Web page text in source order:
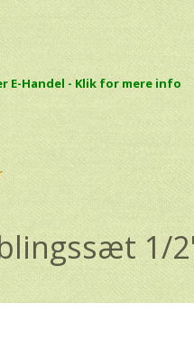
E-Handel - Klik for mere info
1/